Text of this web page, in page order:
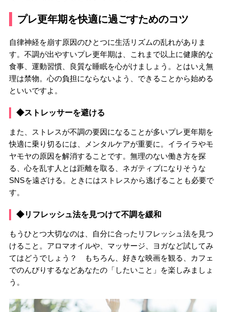
プレ更年期を快適に過ごすためのコツ
自律神経を崩す原因のひとつに生活リズムの乱れがありま
す。不調が出やすいプレ更年期は、これまで以上に健康的な
食事、運動習慣、良質な睡眠を心がけましょう。とはいえ無
理は禁物。心の負担にならないよう、できることから始める
といいですよ。
◆ストレッサーを避ける
また、ストレスが不調の要因になることが多いプレ更年期を
快適に乗り切るには、メンタルケアが重要に。イライラやモ
ヤモヤの原因を解消することです。無理のない働き方を探
る、心を乱す人とは距離を取る、ネガティブになりそうな
SNSを遠ざける。ときにはストレスから逃げることも必要で
す。
◆リフレッシュ法を見つけて不調を緩和
もうひとつ大切なのは、自分に合ったリフレッシュ法を見つ
けること。アロマオイルや、マッサージ、ヨガなど試してみ
てはどうでしょう？ もちろん、好きな映画を観る、カフェ
でのんびりするなどあなたの「したいこと」を楽しみましょ
う。